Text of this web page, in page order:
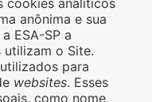
cookies analíticos
anônima e sua
ESA-SP a
o Site.
para
websites. Esses
como nome,